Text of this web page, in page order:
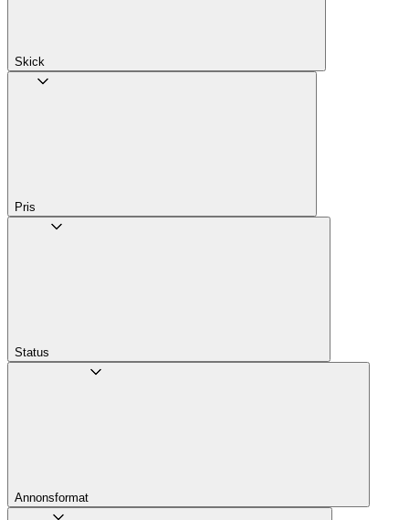
Skick
Pris
Status
Annons­format